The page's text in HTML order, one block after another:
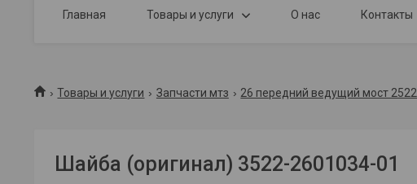
Главная Товары и услуги О нас Контакты
Товары и услуги Запчасти мтз 26 передний ведущий мост 2522
Шайба (оригинал) 3522-2601034-01